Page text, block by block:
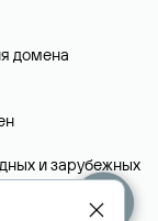
домена
и зарубежных
«Помощь».